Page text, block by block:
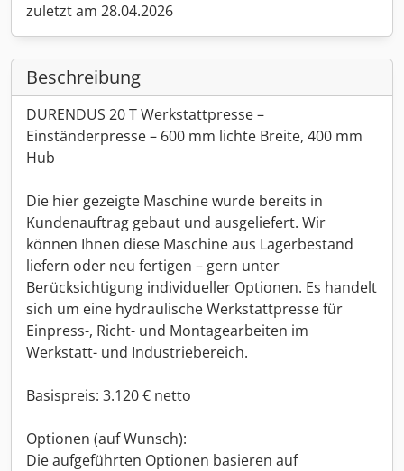
zuletzt am 28.04.2026
Beschreibung
DURENDUS 20 T Werkstattpresse –
Einständerpresse – 600 mm lichte Breite, 400 mm
Hub
Die hier gezeigte Maschine wurde bereits in
Kundenauftrag gebaut und ausgeliefert. Wir
können Ihnen diese Maschine aus Lagerbestand
liefern oder neu fertigen – gern unter
Berücksichtigung individueller Optionen. Es handelt
sich um eine hydraulische Werkstattpresse für
Einpress-, Richt- und Montagearbeiten im
Werkstatt- und Industriebereich.
Basispreis: 3.120 € netto
Optionen (auf Wunsch):
Die aufgeführten Optionen basieren auf